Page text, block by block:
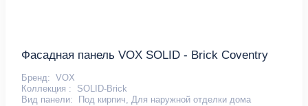
Фасадная панель VOX SOLID - Brick Coventry
Бренд: VOX
Коллекция :
SOLID-Brick
Вид панели:
Под кирпич, Для наружной отделки дома